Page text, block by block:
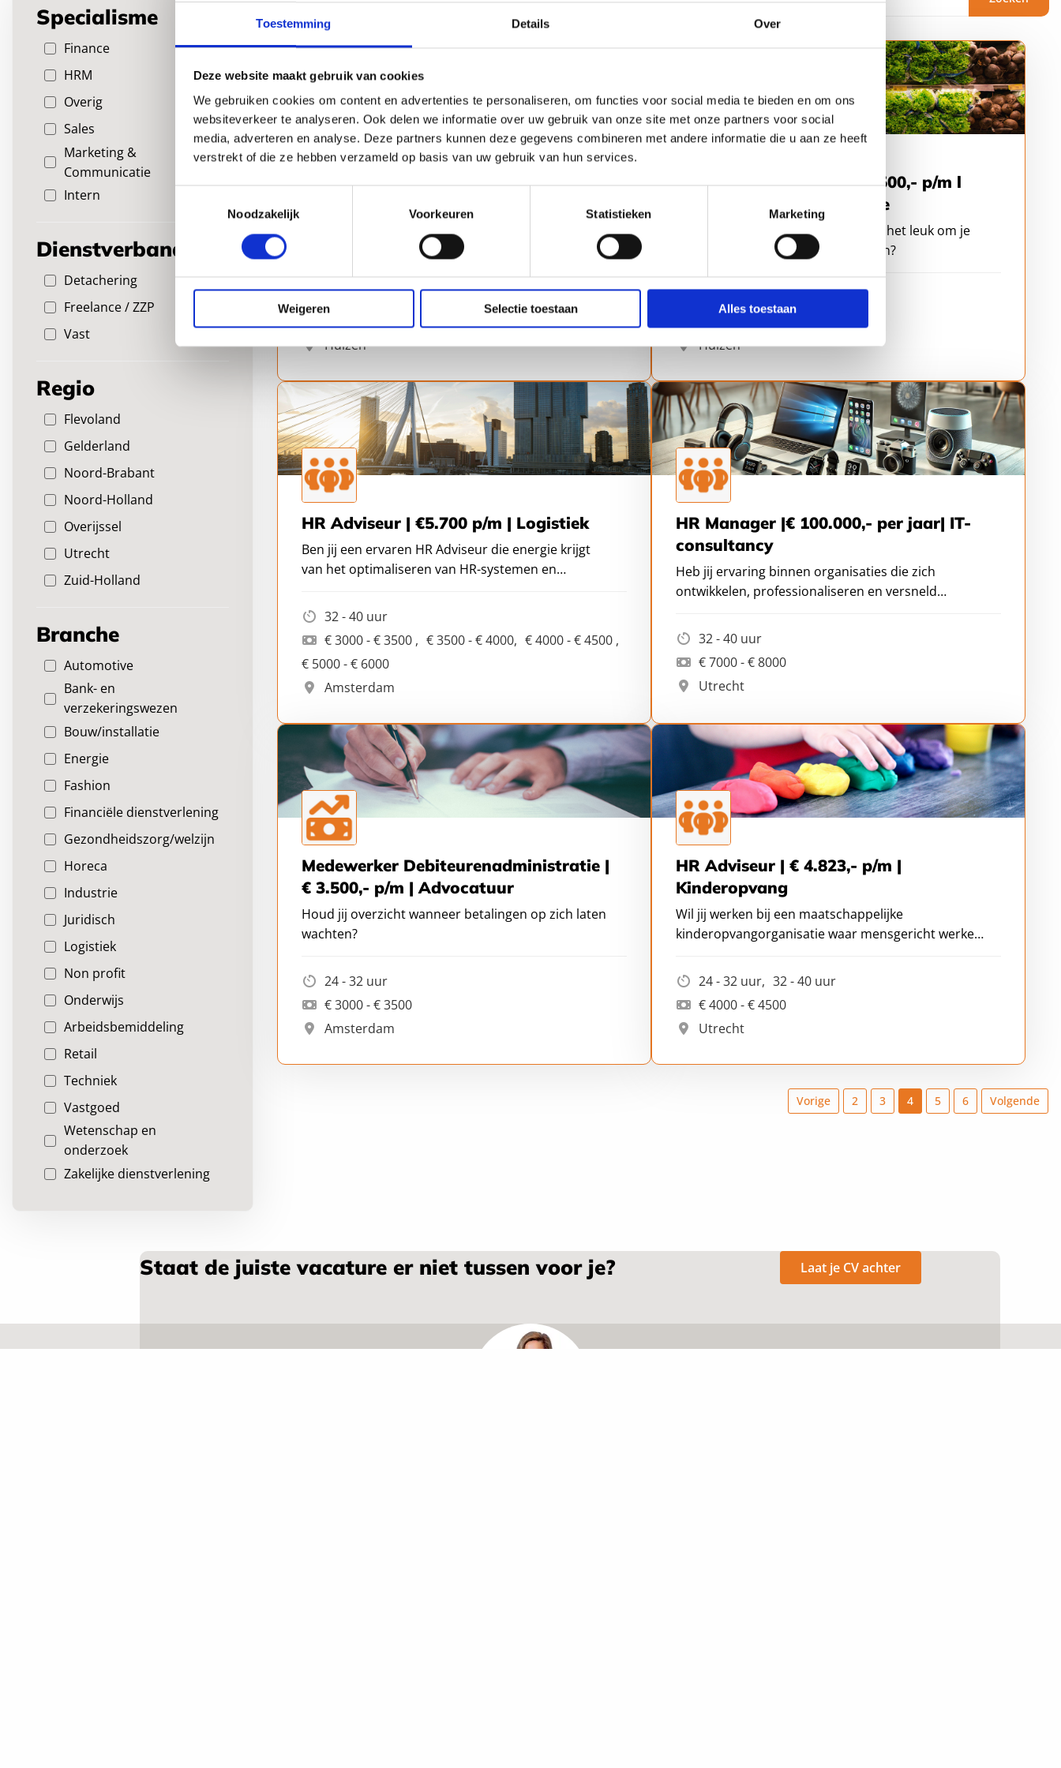
Toestemming Details Over
Deze website maakt gebruik van cookies
We gebruiken cookies om content en advertenties te personaliseren, om functies voor social media te bieden en om ons
websiteverkeer te analyseren. Ook delen we informatie over uw gebruik van onze site met onze partners voor social
media, adverteren en analyse. Deze partners kunnen deze gegevens combineren met andere informatie die u aan ze heeft
verstrekt of die ze hebben verzameld op basis van uw gebruik van hun services.
Noodzakelijk
Voorkeuren Statistieken Marketing
Weigeren Selectie toestaan Alles toestaan
Specialisme
Finance
HRM
Overig
Sales
Marketing &
Communicatie
Intern
Dienstverband
Detachering
Freelance / ZZP
Vast
Regio
Flevoland
Gelderland
Noord-Brabant
Noord-Holland
Overijssel
Utrecht
Zuid-Holland
Branche
Automotive
Bank- en
verzekeringswezen
Bouw/installatie
Energie
Fashion
Financiële dienstverlening
Gezondheidszorg/welzijn
Horeca
Industrie
Juridisch
Logistiek
Non profit
Onderwijs
Arbeidsbemiddeling
Retail
Techniek
Vastgoed
Wetenschap en
onderzoek
Zakelijke dienstverlening
zoeken
Financieel Medewerker | € 4.500,- p/m |
Zorg jij voor een foutloze administratie van de
Huizen
Assistent Controller l € 4.500,- p/m l
Internationale Organisatie
Duik jij graag de cijfers in en vind je het leuk om je
vast te bijten in procesvraagstukken?
€ 4000 - € 4500
Huizen
HR Adviseur | €5.700 p/m | Logistiek
Ben jij een ervaren HR Adviseur die energie krijgt
van het optimaliseren van HR-systemen en
32 - 40 uur
€ 3000 - € 3500
€ 3500 - € 4000
€ 4000 - € 4500
€ 5000 - € 6000
Amsterdam
HR Manager |€ 100.000,- per jaar| IT-
consultancy
Heb jij ervaring binnen organisaties die zich
ontwikkelen, professionaliseren en versneld
gedreven en succesvol groeiende IT-
consultancyorganisatie in Utrecht.
32 - 40 uur
€ 7000 - € 8000
Utrecht
Medewerker Debiteurenadministratie |
€ 3.500,- p/m | Advocatuur
Houd jij overzicht wanneer betalingen op zich laten
wachten?
24 - 32 uur
€ 3000 - € 3500
Amsterdam
HR Adviseur | € 4.823,- p/m |
Kinderopvang
Wil jij werken bij een maatschappelijke
kinderopvangorganisatie waar mensgericht werken,
24 - 32 uur
32 - 40 uur
€ 4000 - € 4500
Utrecht
Vorige 2 3 4 5 6 Volgende
Staat de juiste vacature er niet tussen voor je? Laat je CV achter